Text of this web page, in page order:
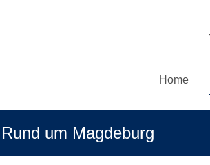
Home
Rund um Magdeburg